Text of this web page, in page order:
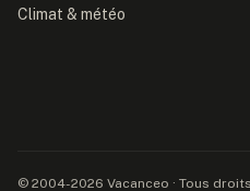
Climat & météo
© 2004-2026 Vacanceo · Tous